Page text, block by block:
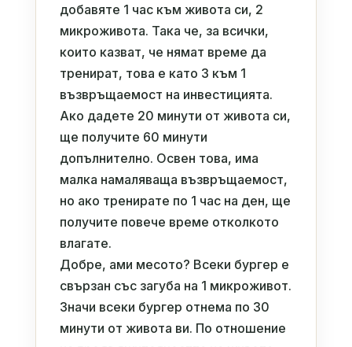
добавяте 1 час към живота си, 2
микроживота. Така че, за всички,
които казват, че нямат време да
тренират, това е като 3 към 1
възвръщаемост на инвестицията.
Ако дадете 20 минути от живота си,
ще получите 60 минути
допълнително. Освен това, има
малка намаляваща възвръщаемост,
но ако тренирате по 1 час на ден, ще
получите повече време отколкото
влагате.
Добре, ами месото? Всеки бургер е
свързан със загуба на 1 микроживот.
Значи всеки бургер отнема по 30
минути от живота ви. По отношение